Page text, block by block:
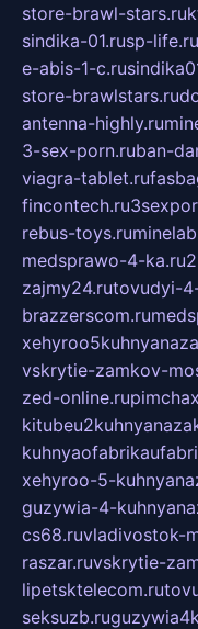
store-brawl-stars.ru
sindika-01.rusp-life.ru
e-abis-1-c.ru
store-brawlstars.ru
antenna-highly.ru
3-sex-porn.ruban-
viagra-tablet.ru
fincontech.ru
rebus-toys.ru
medsprawo-4-ka.ru
zajmy24.rutovudyi-
brazzerscom.ru
vskrytie-zamkov-
zed-online.ru
xehyroo-5-
guzywia-4-
cs68.ruvladivostok-
raszar.ruvskrytie-
lipetsktelecom.ru
seksuzb.ru